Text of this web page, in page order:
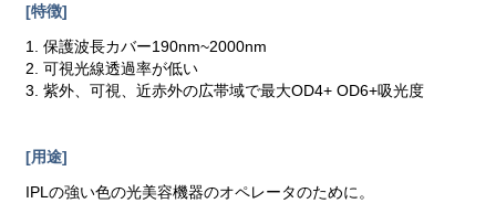
[特徴]
1. 保護波長カバー190nm~2000nm
2. 可視光線透過率が低い
3. 紫外、可視、近赤外の広帯域で最大OD4+ OD6+吸光度
[用途]
IPLの強い色の光美容機器のオペレータのために。